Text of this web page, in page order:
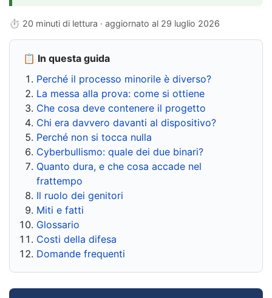
⏱ 20 minuti di lettura · aggiornato al 29 luglio 2026
📋 In questa guida
Perché il processo minorile è diverso?
La messa alla prova: come si ottiene
Che cosa deve contenere il progetto
Chi era davvero davanti al dispositivo?
Perché non si tocca nulla
Cyberbullismo: quale dei due binari?
Quanto dura, e che cosa accade nel
frattempo
Il ruolo dei genitori
Miti e fatti
Glossario
Costi della difesa
Domande frequenti